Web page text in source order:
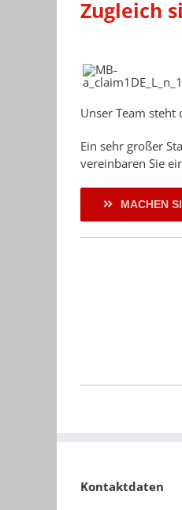
Zugleich
Unser Team
Ein sehr großer
vereinbaren Sie
MACHEN
Kontaktdaten